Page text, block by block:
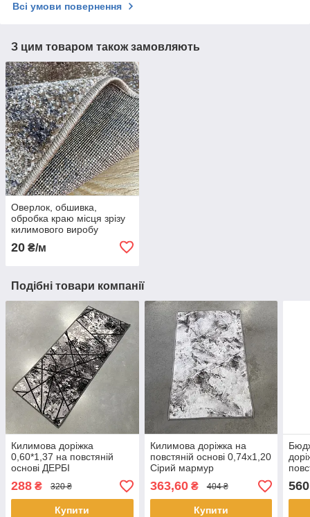
Всі умови повернення
З цим товаром також замовляють
Оверлок, обшивка,
обробка краю місця зрізу
килимового виробу
20 ₴/м
Подібні товари компанії
Килимова доріжка
0,60*1,37 на повстяній
основі ДЕРБІ
288 ₴ 320 ₴
Купити
Килимова доріжка на
повстяній основі 0,74х1,20
Сірий мармур
363,60₴ 404 ₴
Купити
560